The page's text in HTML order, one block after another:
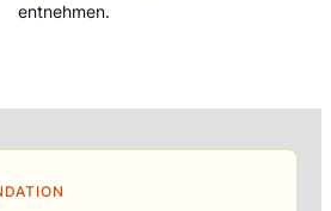
entnehmen.